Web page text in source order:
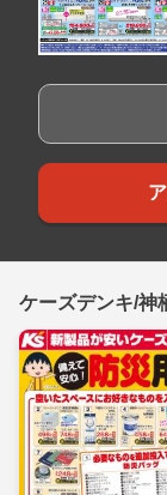
ケーズデンキ/神